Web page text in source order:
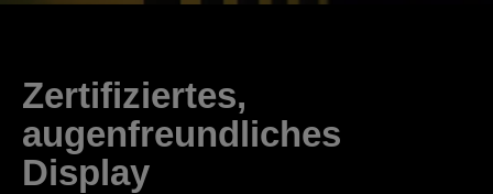
Zertifiziertes,
augenfreundliches
Display